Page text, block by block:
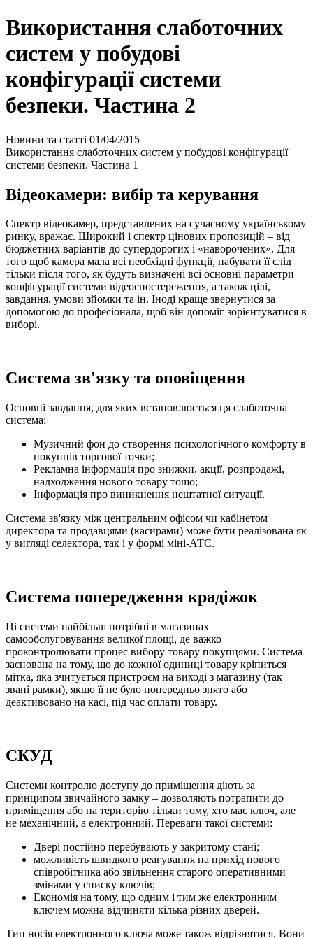
Використання слаботочних
систем у побудові
конфігурації системи
безпеки. Частина 2
Новини та статті 01/04/2015
Використання слаботочних систем у побудові конфігурації
системи безпеки. Частина 1
Відеокамери: вибір та керування
Спектр відеокамер, представлених на сучасному українському
ринку, вражає. Широкий і спектр цінових пропозицій – від
бюджетних варіантів до супердорогих і «наворочених». Для
того щоб камера мала всі необхідні функції, набувати її слід
тільки після того, як будуть визначені всі основні параметри
конфігурації системи відеоспостереження, а також цілі,
завдання, умови зйомки та ін. Іноді краще звернутися за
допомогою до професіонала, щоб він допоміг зорієнтуватися в
виборі.
Система зв'язку та оповіщення
Основні завдання, для яких встановлюється ця слаботочна
система:
Музичний фон до створення психологічного комфорту в
покупців торгової точки;
Рекламна інформація про знижки, акції, розпродажі,
надходження нового товару тощо;
Інформація про виникнення нештатної ситуації.
Система зв'язку між центральним офісом чи кабінетом
директора та продавцями (касирами) може бути реалізована як
у вигляді селектора, так і у формі міні-АТС.
Система попередження крадіжок
Ці системи найбільш потрібні в магазинах
самообслуговування великої площі, де важко
проконтролювати процес вибору товару покупцями. Система
заснована на тому, що до кожної одиниці товару кріпиться
мітка, яка зчитується пристроєм на виході з магазину (так
звані рамки), якщо її не було попередньо знято або
деактивовано на касі, під час оплати товару.
СКУД
Системи контролю доступу до приміщення діють за
принципом звичайного замку – дозволяють потрапити до
приміщення або на територію тільки тому, хто має ключ, але
не механічний, а електронний. Переваги такої системи:
Двері постійно перебувають у закритому стані;
можливість швидкого реагування на прихід нового
співробітника або звільнення старого оперативними
змінами у списку ключів;
Економія на тому, що одним і тим же електронним
ключем можна відчиняти кілька різних дверей.
Тип носія електронного ключа може також відрізнятися. Вони